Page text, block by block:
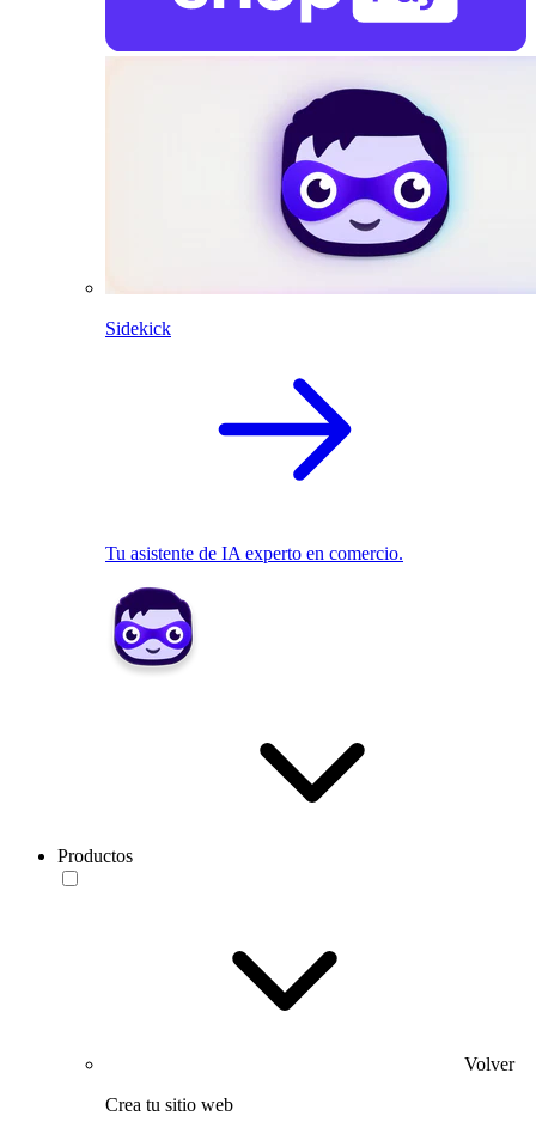
Sidekick
Tu asistente de IA experto en comercio.
Productos
Volver
Crea tu sitio web